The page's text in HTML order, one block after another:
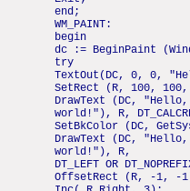
end;
WM_PAINT:
begin
dc := BeginPaint
try
TextOut(DC, 0, 0,
SetRect (R, 100,
DrawText (DC,
world!"), R,
SetBkColor (DC,
DrawText (DC,
world!"), R,
DT_LEFT OR
OffsetRect (R, -1, -